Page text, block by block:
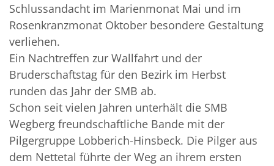
Schlussandacht im Marienmonat Mai und im
Rosenkranzmonat Oktober besondere Gestaltung
verliehen.
Ein Nachtreffen zur Wallfahrt und der
Bruderschaftstag für den Bezirk im Herbst
runden das Jahr der SMB ab.
Schon seit vielen Jahren unterhält die SMB
Wegberg freundschaftliche Bande mit der
Pilgergruppe Lobberich-Hinsbeck. Die Pilger aus
dem Nettetal führte der Weg an ihrem ersten